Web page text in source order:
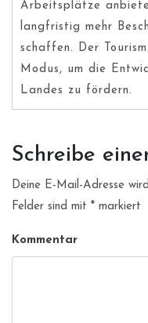
Arbeitsplätze
langfristig mehr
schaffen. Der
Modus, um die
Landes zu fördern.
Schreibe
Deine E-Mail-Adresse
Felder sind mit * markiert
Kommentar